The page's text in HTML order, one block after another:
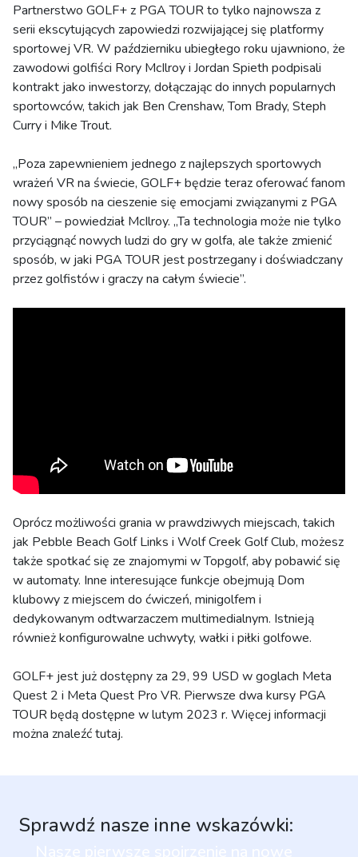
Partnerstwo GOLF+ z PGA TOUR to tylko najnowsza z
serii ekscytujących zapowiedzi rozwijającej się platformy
sportowej VR. W październiku ubiegłego roku ujawniono, że
zawodowi golfiści Rory McIlroy i Jordan Spieth podpisali
kontrakt jako inwestorzy, dołączając do innych popularnych
sportowców, takich jak Ben Crenshaw, Tom Brady, Steph
Curry i Mike Trout.
„Poza zapewnieniem jednego z najlepszych sportowych
wrażeń VR na świecie, GOLF+ będzie teraz oferować fanom
nowy sposób na cieszenie się emocjami związanymi z PGA
TOUR” – powiedział McIlroy. „Ta technologia może nie tylko
przyciągnąć nowych ludzi do gry w golfa, ale także zmienić
sposób, w jaki PGA TOUR jest postrzegany i doświadczany
przez golfistów i graczy na całym świecie”.
Oprócz możliwości grania w prawdziwych miejscach, takich
jak Pebble Beach Golf Links i Wolf Creek Golf Club, możesz
także spotkać się ze znajomymi w Topgolf, aby pobawić się
w automaty. Inne interesujące funkcje obejmują Dom
klubowy z miejscem do ćwiczeń, minigolfem i
dedykowanym odtwarzaczem multimedialnym. Istnieją
również konfigurowalne uchwyty, wałki i piłki golfowe.
GOLF+ jest już dostępny za 29, 99 USD w goglach Meta
Quest 2 i Meta Quest Pro VR. Pierwsze dwa kursy PGA
TOUR będą dostępne w lutym 2023 r. Więcej informacji
można znaleźć tutaj.
Sprawdź nasze inne wskazówki: